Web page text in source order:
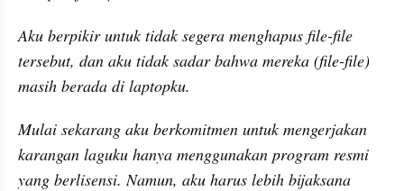
Aku berpikir untuk tidak segera menghapus file-file
tersebut, dan aku tidak sadar bahwa mereka (file-file)
masih berada di laptopku.
Mulai sekarang aku berkomitmen untuk mengerjakan
karangan laguku hanya menggunakan program resmi
yang berlisensi. Namun, aku harus lebih bijaksana